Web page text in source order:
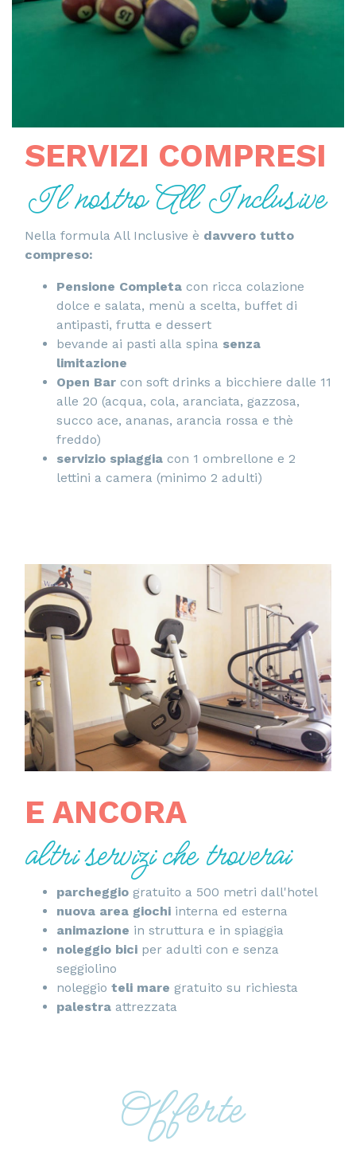
SERVIZI COMPRESI
Il nostro All Inclusive
Nella formula All Inclusive è davvero tutto
compreso:
Pensione Completa con ricca colazione
dolce e salata, menù a scelta, buffet di
antipasti, frutta e dessert
bevande ai pasti alla spina senza
limitazione
Open Bar con soft drinks a bicchiere dalle 11
alle 20 (acqua, cola, aranciata, gazzosa,
succo ace, ananas, arancia rossa e thè
freddo)
servizio spiaggia con 1 ombrellone e 2
lettini a camera (minimo 2 adulti)
E ANCORA
altri servizi che troverai
parcheggio gratuito a 500 metri dall'hotel
nuova area giochi interna ed esterna
animazione in struttura e in spiaggia
noleggio bici per adulti con e senza
seggiolino
noleggio teli mare gratuito su richiesta
palestra attrezzata
Offerte